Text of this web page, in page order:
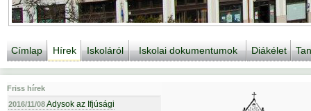
Címlap Hírek Iskoláról Iskolai dokumentumok Diákélet
Friss hírek
2016/11/08Adysok az Ifjúsági